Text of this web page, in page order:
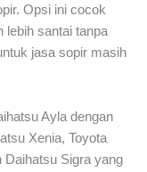
Opsi ini cocok
lebih santai tanpa
jasa sopir masih
Ayla dengan
Xenia, Toyota
Daihatsu Sigra yang